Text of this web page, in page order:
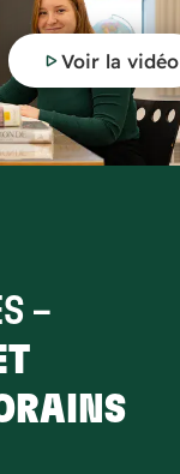
Voir la vidéo
–